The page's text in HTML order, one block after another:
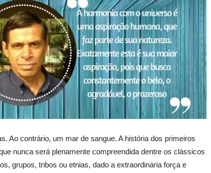
Ao contrário, um mar de sangue. A história dos primeiros
nunca será plenamente compreendida dentre os clássicos
grupos, tribos ou etnias, dado a extraordinária força e